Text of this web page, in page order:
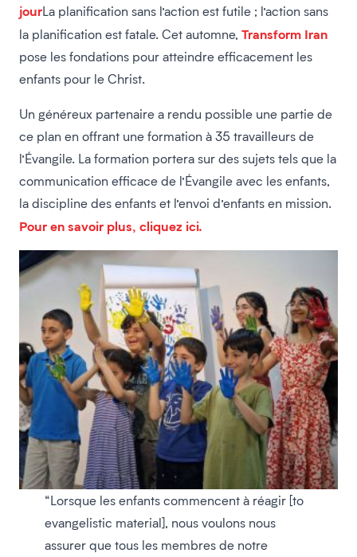
jourLa planification sans l’action est futile ; l’action sans
la planification est fatale. Cet automne, Transform Iran
pose les fondations pour atteindre efficacement les
enfants pour le Christ.
Un généreux partenaire a rendu possible une partie de
ce plan en offrant une formation à 35 travailleurs de
l’Évangile. La formation portera sur des sujets tels que la
communication efficace de l’Évangile avec les enfants,
la discipline des enfants et l’envoi d’enfants en mission.
Pour en savoir plus, cliquez ici.
“Lorsque les enfants commencent à réagir [to
evangelistic material], nous voulons nous
assurer que tous les membres de notre